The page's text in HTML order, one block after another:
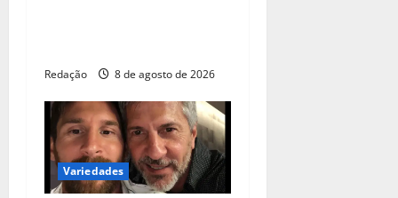
Redação 8 de agosto de 2026
Variedades